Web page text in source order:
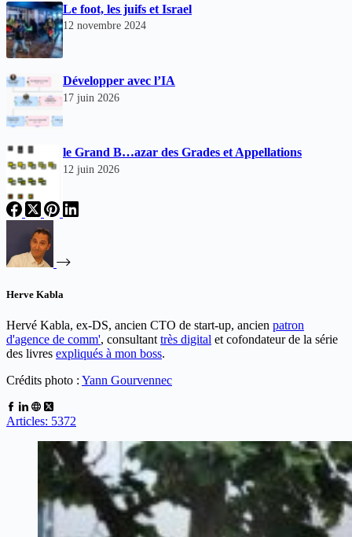
Le foot, les juifs et Israel
12 novembre 2024
Développer avec l’IA
17 juin 2026
le Grand B…azar des Grades et Appellations
12 juin 2026
Herve Kabla
Hervé Kabla, ex-DS, ancien CTO de start-up, ancien patron
d'agence de comm', consultant très digital et cofondateur de la série
des livres expliqués à mon boss.
Crédits photo : Yann Gourvennec
Articles: 5372